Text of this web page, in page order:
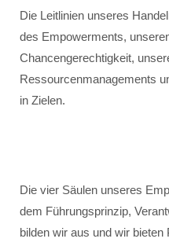
Die Leitlinien unseres
des Empowerments,
Chancengerechtigkeit,
Ressourcenmanagements
in Zielen.
Die vier Säulen unseres
dem Führungsprinzip,
bilden wir aus und wir